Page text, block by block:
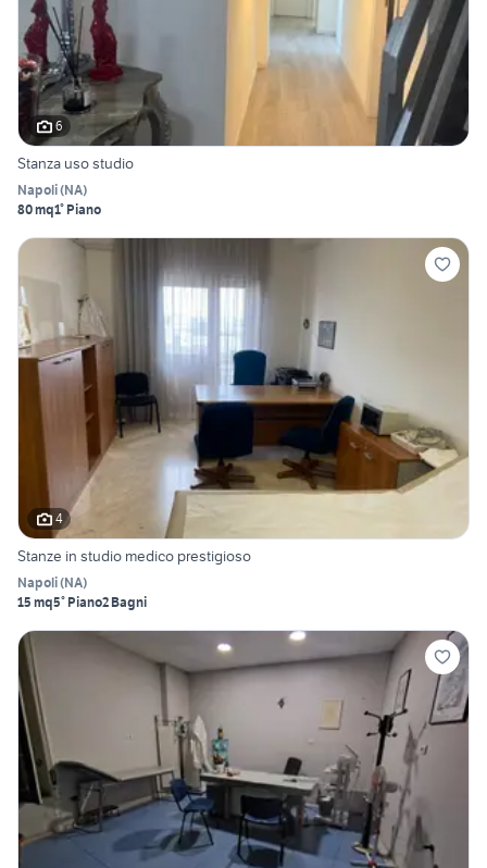
6
Stanza uso studio
Napoli(NA)
80 mq1° Piano
4
Stanze in studio medico prestigioso
Napoli(NA)
15 mq5° Piano2 Bagni